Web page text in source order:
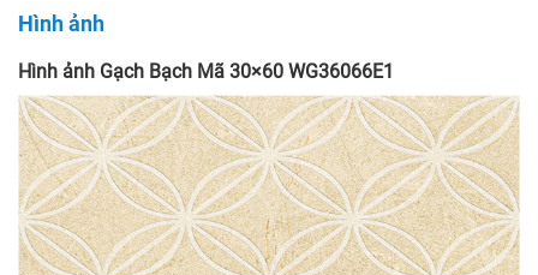
Hình ảnh
Hình ảnh Gạch Bạch Mã 30×60 WG36066E1